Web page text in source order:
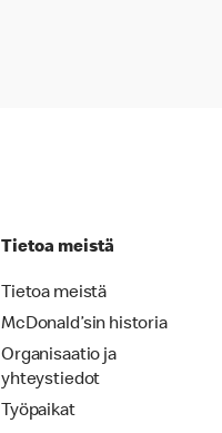
Tietoa meistä
Tietoa meistä
McDonald’sin historia
Organisaatio ja
yhteystiedot
Työpaikat